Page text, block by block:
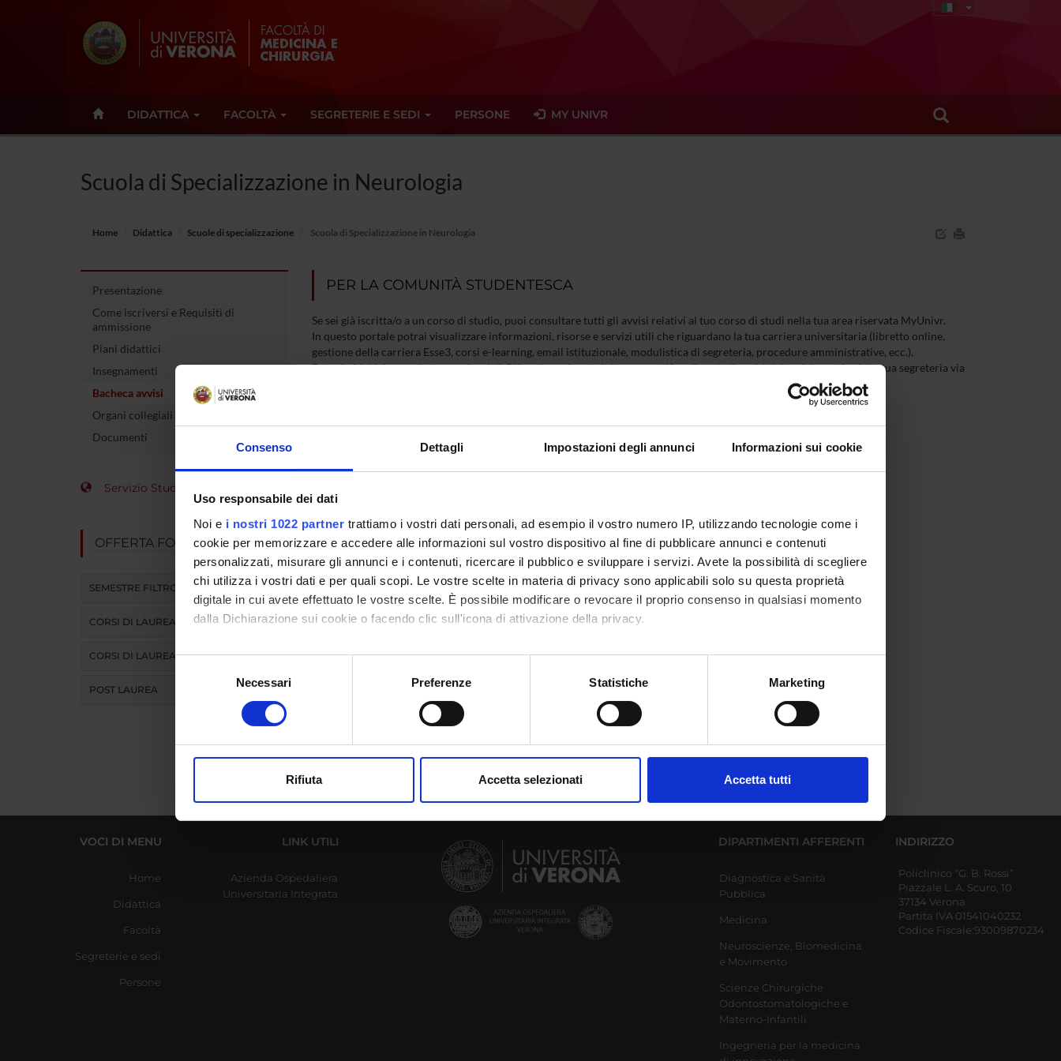
Consenso Dettagli Impostazioni degli annunci Informazioni sui cookie
Uso responsabile dei dati
Noi e i nostri 1022 partner trattiamo i vostri dati personali, ad esempio il vostro numero IP, utilizzando tecnologie come i
cookie per memorizzare e accedere alle informazioni sul vostro dispositivo al fine di pubblicare annunci e contenuti
personalizzati, misurare gli annunci e i contenuti, ricercare il pubblico e sviluppare i servizi. Avete la possibilità di scegliere
chi utilizza i vostri dati e per quali scopi. Le vostre scelte in materia di privacy sono applicabili solo su questa proprietà
digitale in cui avete effettuato le vostre scelte. È possibile modificare o revocare il proprio consenso in qualsiasi momento
dalla Dichiarazione sui cookie o facendo clic sull'icona di attivazione della privacy.
Con il tuo consenso, vorremmo anche:
raccogliere informazioni sulla tua posizione geografica, con un'approssimazione di qualche metro,
digitali).
modificare o ritirare il tuo consenso in qualsiasi momento dalla Dichiarazione sui cookie.
che hanno raccolto dal tuo utilizzo dei loro servizi.
Selezione
Necessari Preferenze Statistiche Marketing
Rifiuta Accetta selezionati Accetta tutti
DIDATTICA FACOLTÀ SEGRETERIE E SEDI PERSONE MY UNIVR
Scuola di Specializzazione in Neurologia
Home Didattica Scuole di specializzazione Scuola di Specializzazione in Neurologia
Presentazione
Come iscriversi e Requisiti di
ammissione
Piani didattici
Insegnamenti
Bacheca avvisi
Organi collegiali e di governo
Documenti
Servizio Studenti Internazionali
OFFERTA FORMATIVA
SEMESTRE FILTRO
CORSI DI LAUREA
CORSI DI LAUREA MAGISTRALE
POST LAUREA
PER LA COMUNITÀ STUDENTESCA
Se sei già iscritta/o a un corso di studio, puoi consultare tutti gli avvisi relativi al tuo corso di studi nella tua area riservata MyUnivr.
In questo portale potrai visualizzare informazioni, risorse e servizi utili che riguardano la tua carriera universitaria (libretto online,
gestione della carriera Esse3, corsi e-learning, email istituzionale, modulistica di segreteria, procedure amministrative, ecc.).
Entra in MyUnivr con le tue credenziali GIA: solo così potrai ricevere notifica di tutti gli avvisi dei tuoi docenti e della tua segreteria via
VOCI DI MENU
Home
Didattica
Facoltà
Segreterie e sedi
Persone
LINK UTILI
Azienda Ospedaliera
Universitaria Integrata
DIPARTIMENTI AFFERENTI
Diagnostica e Sanità
Pubblica
Medicina
Neuroscienze, Biomedicina
e Movimento
Scienze Chirurgiche
Odontostomatologiche e
Materno-Infantili
Ingegneria per la medicina
INDIRIZZO
Policlinico “G. B. Rossi”
Piazzale L. A. Scuro, 10
37134 Verona
Partita IVA 01541040232
Codice Fiscale:93009870234